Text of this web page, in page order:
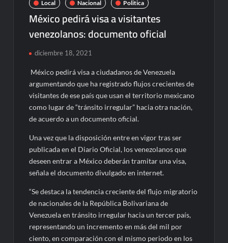
Local Nacional Politica
México pedirá visa a visitantes
venezolanos: documento oficial
diciembre 18, 2021
México pedirá visa a ciudadanos de Venezuela
argumentando que ha registrado flujos crecientes de
visitantes de ese país que usan el territorio mexicano
como lugar de “tránsito irregular” hacia otra nación,
de acuerdo a un documento oficial.
Una vez que la disposición entre en vigor tras ser
publicada en el Diario Oficial, los venezolanos que
deseen entrar a México deberán tramitar una visa,
señala el documento divulgado en internet.
“Se destaca la tendencia creciente del flujo migratorio
de nacionales de la República Bolivariana de
Venezuela en tránsito irregular hacia un tercer país,
representando un incremento en más del mil por
ciento, en comparación con el mismo periodo en los